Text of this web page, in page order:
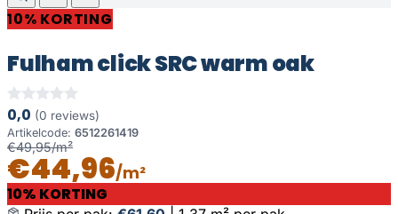
10% KORTING
Fulham click SRC warm oak
0,0 (0 reviews)
Artikelcode: 6512261419
€49,95/m²
€44,96/m²
10% KORTING